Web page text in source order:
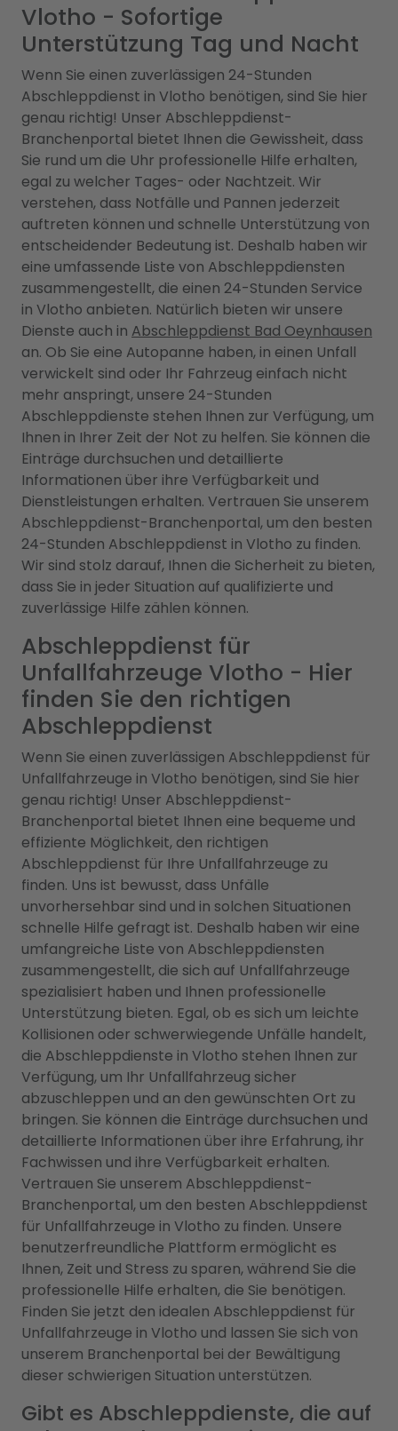
Vlotho - Sofortige
Unterstützung Tag und Nacht
Wenn Sie einen zuverlässigen 24-Stunden
Abschleppdienst in Vlotho benötigen, sind Sie hier
genau richtig! Unser Abschleppdienst-
Branchenportal bietet Ihnen die Gewissheit, dass
Sie rund um die Uhr professionelle Hilfe erhalten,
egal zu welcher Tages- oder Nachtzeit. Wir
verstehen, dass Notfälle und Pannen jederzeit
auftreten können und schnelle Unterstützung von
entscheidender Bedeutung ist. Deshalb haben wir
eine umfassende Liste von Abschleppdiensten
zusammengestellt, die einen 24-Stunden Service
in Vlotho anbieten. Natürlich bieten wir unsere
Dienste auch in Abschleppdienst Bad Oeynhausen
an. Ob Sie eine Autopanne haben, in einen Unfall
verwickelt sind oder Ihr Fahrzeug einfach nicht
mehr anspringt, unsere 24-Stunden
Abschleppdienste stehen Ihnen zur Verfügung, um
Ihnen in Ihrer Zeit der Not zu helfen. Sie können die
Einträge durchsuchen und detaillierte
Informationen über ihre Verfügbarkeit und
Dienstleistungen erhalten. Vertrauen Sie unserem
Abschleppdienst-Branchenportal, um den besten
24-Stunden Abschleppdienst in Vlotho zu finden.
Wir sind stolz darauf, Ihnen die Sicherheit zu bieten,
dass Sie in jeder Situation auf qualifizierte und
zuverlässige Hilfe zählen können.
Abschleppdienst für
Unfallfahrzeuge Vlotho - Hier
finden Sie den richtigen
Abschleppdienst
Wenn Sie einen zuverlässigen Abschleppdienst für
Unfallfahrzeuge in Vlotho benötigen, sind Sie hier
genau richtig! Unser Abschleppdienst-
Branchenportal bietet Ihnen eine bequeme und
effiziente Möglichkeit, den richtigen
Abschleppdienst für Ihre Unfallfahrzeuge zu
finden. Uns ist bewusst, dass Unfälle
unvorhersehbar sind und in solchen Situationen
schnelle Hilfe gefragt ist. Deshalb haben wir eine
umfangreiche Liste von Abschleppdiensten
zusammengestellt, die sich auf Unfallfahrzeuge
spezialisiert haben und Ihnen professionelle
Unterstützung bieten. Egal, ob es sich um leichte
Kollisionen oder schwerwiegende Unfälle handelt,
die Abschleppdienste in Vlotho stehen Ihnen zur
Verfügung, um Ihr Unfallfahrzeug sicher
abzuschleppen und an den gewünschten Ort zu
bringen. Sie können die Einträge durchsuchen und
detaillierte Informationen über ihre Erfahrung, ihr
Fachwissen und ihre Verfügbarkeit erhalten.
Vertrauen Sie unserem Abschleppdienst-
Branchenportal, um den besten Abschleppdienst
für Unfallfahrzeuge in Vlotho zu finden. Unsere
benutzerfreundliche Plattform ermöglicht es
Ihnen, Zeit und Stress zu sparen, während Sie die
professionelle Hilfe erhalten, die Sie benötigen.
Finden Sie jetzt den idealen Abschleppdienst für
Unfallfahrzeuge in Vlotho und lassen Sie sich von
unserem Branchenportal bei der Bewältigung
dieser schwierigen Situation unterstützen.
Gibt es Abschleppdienste, die auf